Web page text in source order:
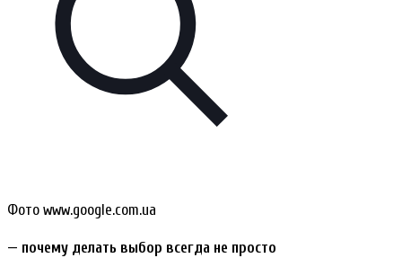
Фото www.google.com.ua
— почему делать выбор всегда не просто